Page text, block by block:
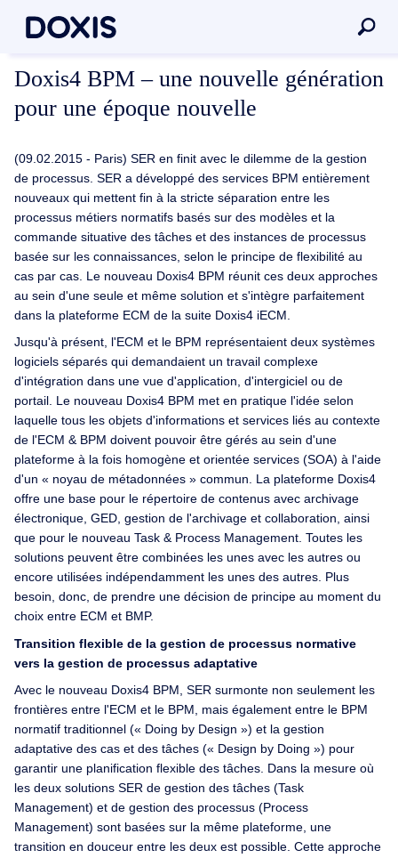
Doxis4 BPM – une nouvelle génération
pour une époque nouvelle
(09.02.2015 - Paris) SER en finit avec le dilemme de la gestion
de processus. SER a développé des services BPM entièrement
nouveaux qui mettent fin à la stricte séparation entre les
processus métiers normatifs basés sur des modèles et la
commande situative des tâches et des instances de processus
basée sur les connaissances, selon le principe de flexibilité au
cas par cas. Le nouveau Doxis4 BPM réunit ces deux approches
au sein d'une seule et même solution et s'intègre parfaitement
dans la plateforme ECM de la suite Doxis4 iECM.
Jusqu'à présent, l'ECM et le BPM représentaient deux systèmes
logiciels séparés qui demandaient un travail complexe
d'intégration dans une vue d'application, d'intergiciel ou de
portail. Le nouveau Doxis4 BPM met en pratique l'idée selon
laquelle tous les objets d'informations et services liés au contexte
de l'ECM & BPM doivent pouvoir être gérés au sein d'une
plateforme à la fois homogène et orientée services (SOA) à l'aide
d'un « noyau de métadonnées » commun. La plateforme Doxis4
offre une base pour le répertoire de contenus avec archivage
électronique, GED, gestion de l'archivage et collaboration, ainsi
que pour le nouveau Task & Process Management. Toutes les
solutions peuvent être combinées les unes avec les autres ou
encore utilisées indépendamment les unes des autres. Plus
besoin, donc, de prendre une décision de principe au moment du
choix entre ECM et BMP.
Transition flexible de la gestion de processus normative
vers la gestion de processus adaptative
Avec le nouveau Doxis4 BPM, SER surmonte non seulement les
frontières entre l'ECM et le BPM, mais également entre le BPM
normatif traditionnel (« Doing by Design ») et la gestion
adaptative des cas et des tâches (« Design by Doing ») pour
garantir une planification flexible des tâches. Dans la mesure où
les deux solutions SER de gestion des tâches (Task
Management) et de gestion des processus (Process
Management) sont basées sur la même plateforme, une
transition en douceur entre les deux est possible. Cette approche